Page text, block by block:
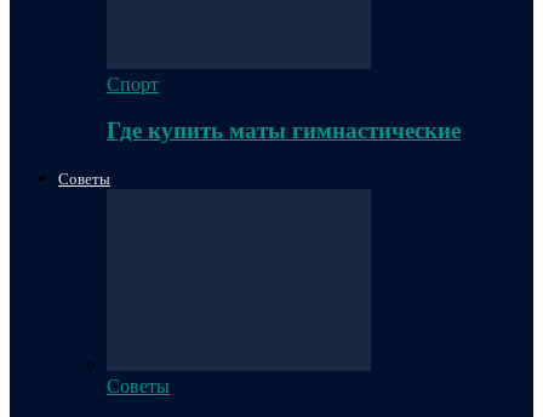
Спорт
Где купить маты гимнастические
Советы
Советы